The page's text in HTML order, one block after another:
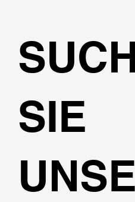
SIE